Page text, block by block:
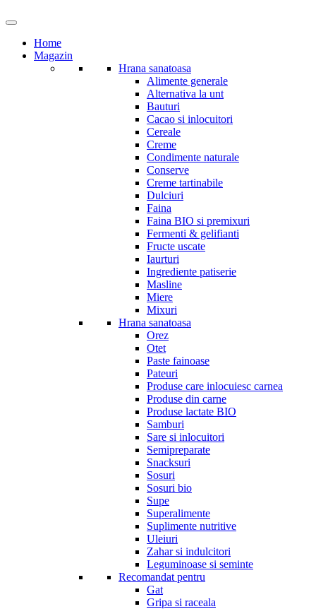
Home
Magazin
Hrana sanatoasa
Alimente generale
Alternativa la unt
Bauturi
Cacao si inlocuitori
Cereale
Creme
Condimente naturale
Conserve
Creme tartinabile
Dulciuri
Faina
Faina BIO si premixuri
Fermenti & gelifianti
Fructe uscate
Iaurturi
Ingrediente patiserie
Masline
Miere
Mixuri
Hrana sanatoasa
Orez
Otet
Paste fainoase
Pateuri
Produse care inlocuiesc carnea
Produse din carne
Produse lactate BIO
Samburi
Sare si inlocuitori
Semipreparate
Snacksuri
Sosuri
Sosuri bio
Supe
Superalimente
Suplimente nutritive
Uleiuri
Zahar si indulcitori
Leguminoase si seminte
Recomandat pentru
Gat
Gripa si raceala